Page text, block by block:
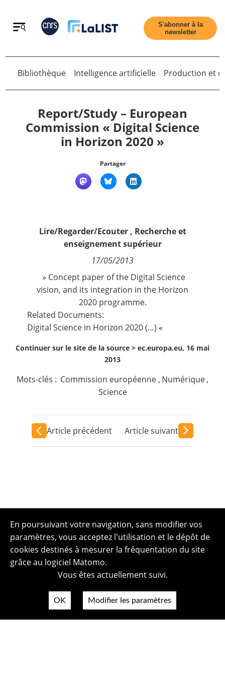
Retour
Contact
S'abonner à la
newsletter
Bibliothèque Intelligence artificielle Production et
Report/Study – European
Commission « Digital Science
in Horizon 2020 »
Partager
Lire/Regarder/Ecouter, Recherche et
enseignement supérieur
17/05/2013
» Concept paper of the Digital Science
vision, and its integration in the Horizon
2020 programme.
Related Documents:
Digital Science in Horizon 2020(…) «
Continuer sur le site de la source > ec.europa.eu, 16 mai
2013
Mots-clés : Commission européenne , Numérique,
Science
Article précédent Article suivant
En poursuivant votre navigation, sans modifier vos
paramètres, vous acceptez l'utilisation et le dépôt de
cookies destinés à mesurer la fréquentation du site
grâce au logiciel Matomo.
Vous êtes actuellement suivi.
OK Modifier les paramètres